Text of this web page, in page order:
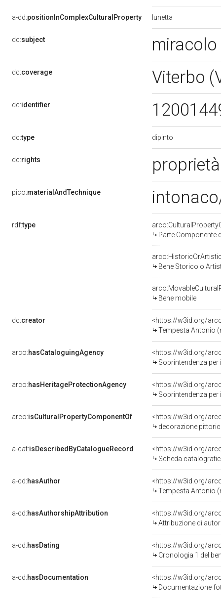
a-dd:positionInComplexCulturalProperty lunetta
dc:subject
dc:coverage Viterbo
dc:identifier
dc:type dipinto
dc:rights
pico:materialAndTechnique
rdf:type
Parte Componente
Bene Storico o
Bene mobile
dc:creator
<https://w3id.org/
Tempesta Antonio
arco:hasCataloguingAgency
<https://w3id.org/
Soprintendenza
arco:hasHeritageProtectionAgency
<https://w3id.org/
Soprintendenza per i
arco:isCulturalPropertyComponentOf
<https://w3id.org/
decorazione pittorica, ciclo di
a-cat:isDescribedByCatalogueRecord
<https://w3id.org/
Scheda
a-cd:hasAuthor
<https://w3id.org/
Tempesta Antonio
a-cd:hasAuthorshipAttribution
<https://w3id.org/
Attribuzione di
a-cd:hasDating
<https://w3id.org/
Cronologia 1 del
a-cd:hasDocumentation
Documentazione